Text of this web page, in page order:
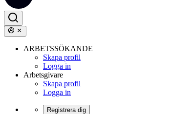
ARBETSSÖKANDE
Skapa profil
Logga in
Arbetsgivare
Skapa profil
Logga in
Registrera dig